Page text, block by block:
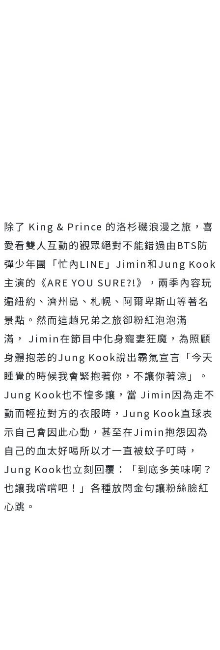
除了 King & Prince 的洛杉磯浪漫之旅，喜
愛看雙人互動的觀眾絕對不能錯過由 BTS防
彈少年團「忙內 LINE 」 Jimin和Jung Kook
主演的《ARE YOU SURE?!》，兩季內容玩
遍紐約、濟州島、札幌、 阿爾卑斯山等著名
景點。然而這趟兄弟之旅卻粉紅泡泡滿
滿， Jimin在節目中化身寵妻狂魔，為照顧
身體抱恙的Jung Kook說出霸氣宣言「今天
睡覺的時候我會緊抱著你， 不讓你著涼」。
Jung Kook也不惶多讓，當 Jimin因為走不
動而輕拉對方的衣服時， Jung Kook直球表
示自己會因此心動，甚至在Jimin抱怨因為
自己的血太好喝所以才一直被蚊子叮時，
Jung Kook也立刻回覆：「到底多美味啊？
也讓我嚐嚐吧！」 各種放閃金句讓粉絲臉紅
心跳。